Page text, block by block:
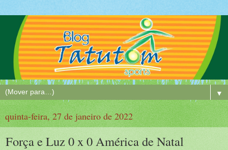
▼
quinta-feira, 27 de janeiro de 2022
Força e Luz 0 x 0 América de Natal